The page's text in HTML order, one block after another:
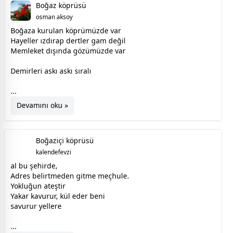
Boğaz köprüsü
osman aksoy
Boğaza kurulan köprümüzde var
Hayeller ızdırap dertler gam değil
Memleket dışında gözümüzde var
Demirleri askı askı sıralı
...
Devamını oku »
Boğaziçi köprüsü
kalendefevzi
al bu şehirde,
Adres belirtmeden gitme meçhule.
Yokluğun ateştir
Yakar kavurur, kül eder beni
savurur yellere
...